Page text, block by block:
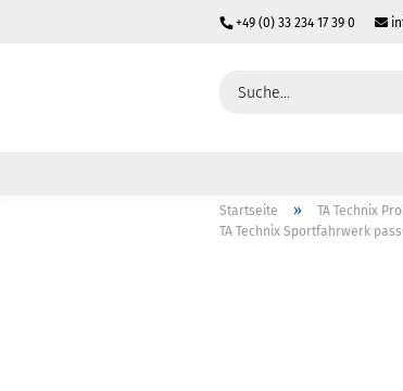
+49 (0) 33 234 17 39 0
Startseite » TA Technix
TA Technix Sportfahrwerk